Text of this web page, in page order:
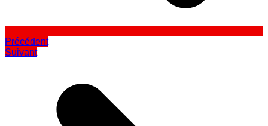
Précédent
Suivant